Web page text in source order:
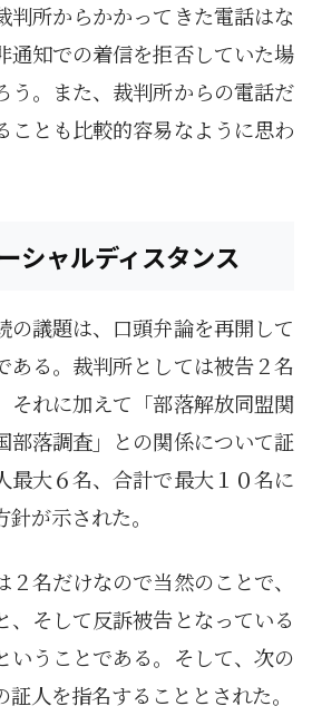
判所からかかってきた電話はな
通知での着信を拒否していた場
う。また、裁判所からの電話だ
ことも比較的容易なように思わ
シャルディスタンス
の議題は、口頭弁論を再開して
ある。裁判所としては被告２名
それに加えて「部落解放同盟関
部落調査」との関係について証
最大６名、合計で最大１０名に
が示された。
名だけなので当然のことで、
、そして反訴被告となっている
いうことである。そして、次の
人を指名することとされた。